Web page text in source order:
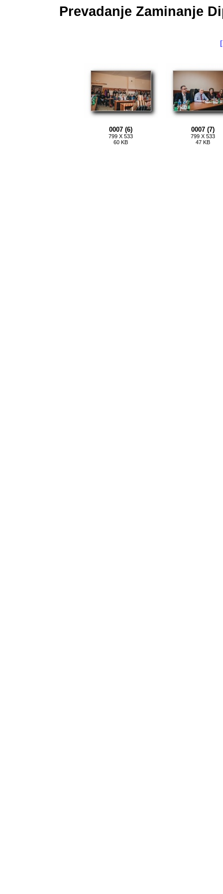
Prevadanje Zaminanje
0007 (6)
799 X 533
60 KB
0007 (7)
799 X 533
47 KB